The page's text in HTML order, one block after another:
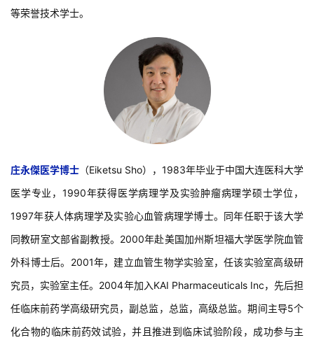
等荣誉技术学士。
庄永傑医学博士 （Eiketsu Sho），1983年毕业于中国大连医科大学
医学专业，1990年获得医学病理学及实验肿瘤病理学硕士学位，
1997年获人体病理学及实验心血管病理学博士。同年任职于该大学
同教研室文部省副教授。2000年赴美国加州斯坦福大学医学院血管
外科博士后。2001年，建立血管生物学实验室，任该实验室高级研
究员，实验室主任。2004年加入KAI Pharmaceuticals Inc，先后担
任临床前药学高级研究员，副总监，总监，高级总监。期间主导5个
化合物的临床前药效试验，并且推进到临床试验阶段，成功参与主